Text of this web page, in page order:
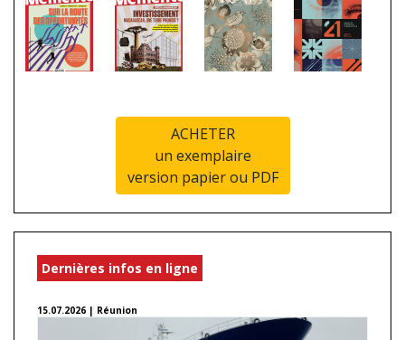
ACHETER
un exemplaire
version papier ou PDF
Dernières infos en ligne
15.07.2026 | Réunion